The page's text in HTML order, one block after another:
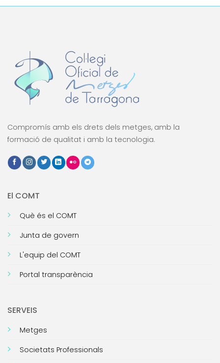
Compromís amb els drets dels metges, amb la
formació de qualitat i amb la tecnologia.
El COMT
Què és el COMT
Junta de govern
L'equip del COMT
Portal transparència
SERVEIS
Metges
Societats Professionals